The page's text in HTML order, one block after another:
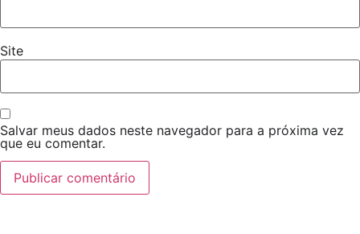
Site
Salvar meus dados neste navegador para a próxima vez
que eu comentar.